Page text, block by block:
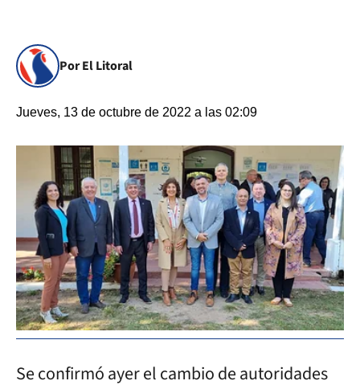
Por El Litoral
Jueves, 13 de octubre de 2022 a las 02:09
Se confirmó ayer el cambio de autoridades